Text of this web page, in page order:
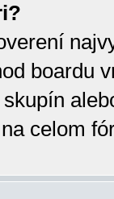
boardu
celom